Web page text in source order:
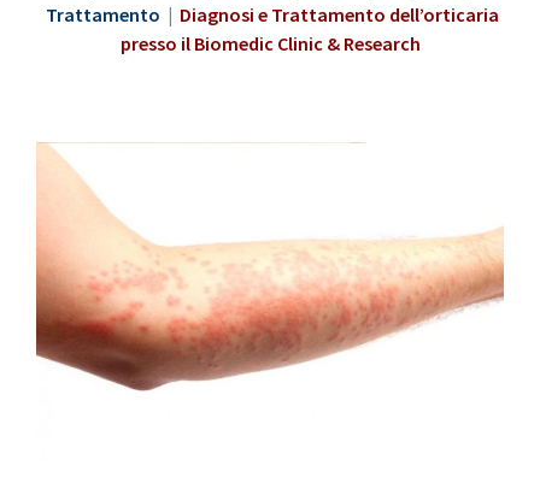
Trattamento | Diagnosi e Trattamento dell’orticaria
presso il Biomedic Clinic & Research